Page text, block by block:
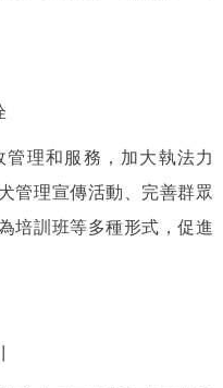
理和服務，加大執法力
管理宣傳活動、完善群眾
培訓班等多種形式，促進